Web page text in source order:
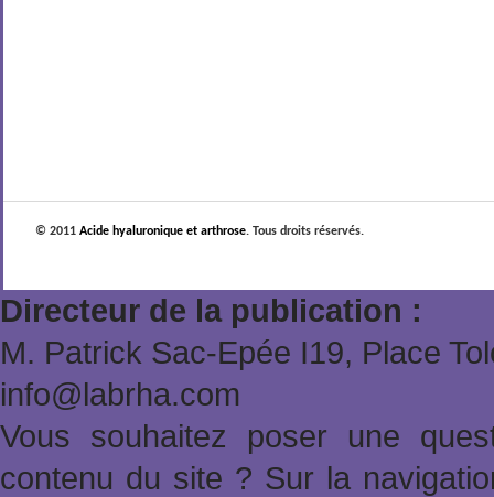
© 2011Acide hyaluronique et arthrose. Tous droits réservés.
Directeur de la publication :
M. Patrick Sac-Epée Ι19, Place
info@labrha.com
Vous souhaitez poser une
contenu du site ? Sur la